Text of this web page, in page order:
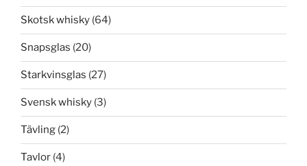
Skotsk whisky (64)
Snapsglas (20)
Starkvinsglas (27)
Svensk whisky (3)
Tävling (2)
Tavlor (4)